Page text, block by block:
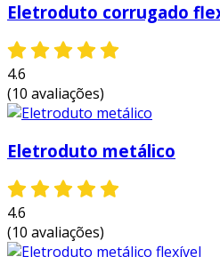
Eletroduto corrugado
4.6
(10 avaliações)
Eletroduto metálico
4.6
(10 avaliações)